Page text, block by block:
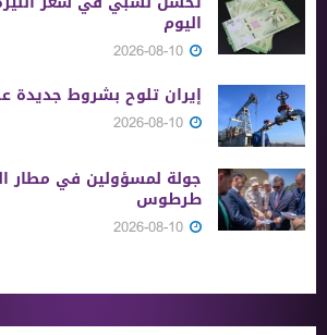
اليوم
إيران تلوح بشروط
جولة لمسؤولين في مطار
طرطوس